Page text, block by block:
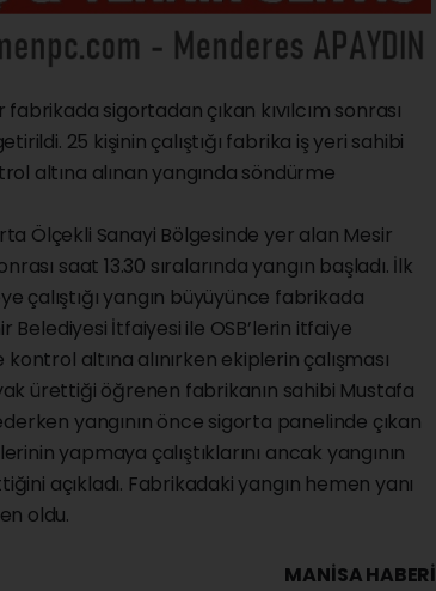
sigortadan çıkan kıvılcım sonrası
25 kişinin çalıştığı fabrika iş yeri sahibi
altına alınan yangında söndürme
Ölçekli Sanayi Bölgesinde yer alan Mesir
saat 13.30 sıralarında yangın başladı. İlk
çalıştığı yangın büyüyünce fabrikada
Belediyesi İtfaiyesi ile OSB’lerin itfaiye
altına alınırken ekiplerin çalışması
ürettiği öğrenen fabrikanın sahibi Mustafa
yangının önce sigorta panelinde çıkan
yapmaya çalıştıklarını ancak yangının
açıkladı. Fabrikadaki yangın hemen yanı
oldu.
MANISA HABERİ